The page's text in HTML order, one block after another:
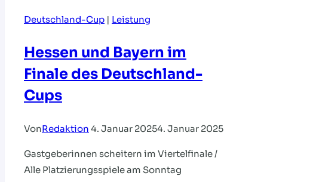
Deutschland-Cup | Leistung
Hessen und Bayern im
Finale des Deutschland-
Cups
VonRedaktion 4. Januar 20254. Januar 2025
Gastgeberinnen scheitern im Viertelfinale /
Alle Platzierungsspiele am Sonntag